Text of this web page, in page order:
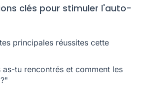
clés pour stimuler l'auto-
principales réussites cette
as-tu rencontrés et comment les